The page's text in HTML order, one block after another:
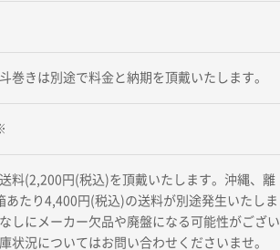
巻きは別途で料金と納期を頂戴いたします。
料(2,200円(税込)を頂戴いたします。沖縄、離
あたり4,400円(税込)の送料が別途発生いたしま
しにメーカー欠品や廃盤になる可能性がござい
状況についてはお問い合わせくださいませ。